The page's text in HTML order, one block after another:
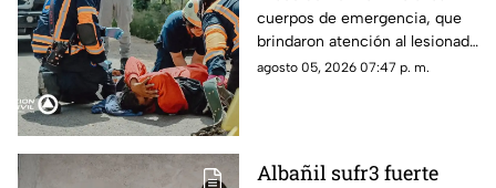
La Venta
cuerpos de emergencia, que
brindaron atención al lesionado
antes de trasladarlo a un
agosto 05, 2026 07:47 p. m.
Albañil sufr3 fuerte